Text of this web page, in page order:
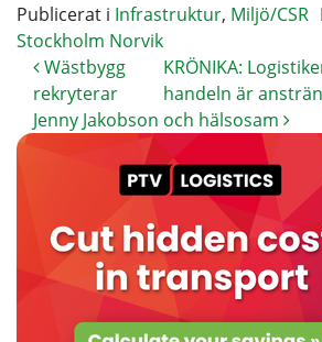
Publicerat i Infrastruktur, Miljö/CSR
Stockholm Norvik
Wästbygg
rekryterar
Jenny Jakobson
KRÖNIKA:
handeln är
och hälsosam